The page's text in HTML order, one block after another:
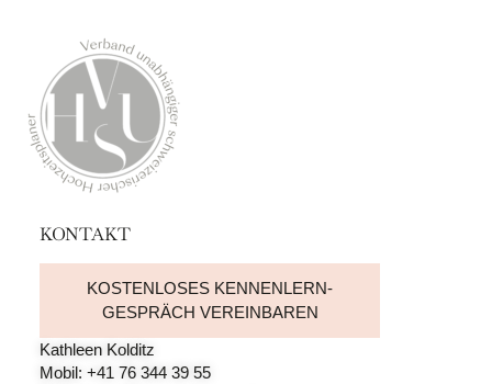
KONTAKT
KOSTENLOSES KENNENLERN-
GESPRÄCH VEREINBAREN
Kathleen Kolditz
Mobil: +41 76 344 39 55